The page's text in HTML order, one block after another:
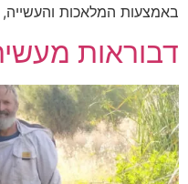
באמצעות המלאכות והעשייה,
דבוראות